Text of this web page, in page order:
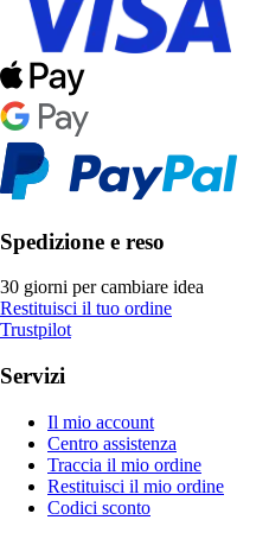
Spedizione e reso
30 giorni per cambiare idea
Restituisci il tuo ordine
Trustpilot
Servizi
Il mio account
Centro assistenza
Traccia il mio ordine
Restituisci il mio ordine
Codici sconto